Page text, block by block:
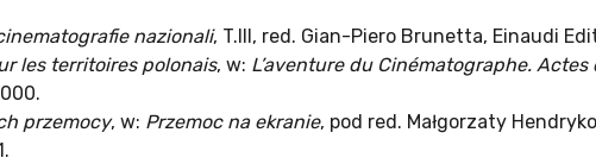
nazionali, T.III, red. Gian-Piero Brunetta, Einaudi
les territoires polonais, w: L’aventure du Cinématographe.
przemocy, w: Przemoc na ekranie, pod red. Małgorzaty